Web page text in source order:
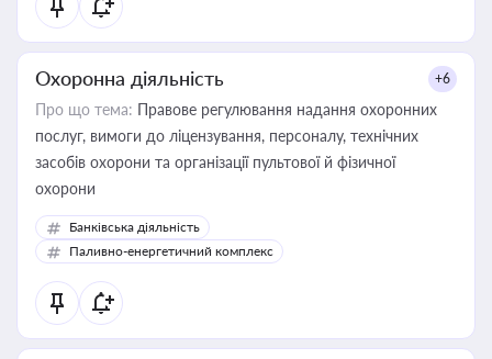
Охоронна діяльність +6
Про що тема: Правове регулювання надання охоронних
послуг, вимоги до ліцензування, персоналу, технічних
засобів охорони та організації пультової й фізичної
охорони
Банківська діяльність
Паливно-енергетичний комплекс